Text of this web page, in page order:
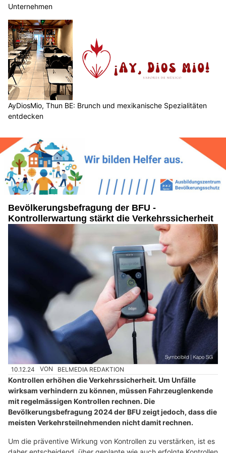
Unternehmen
AyDiosMio, Thun BE: Brunch und mexikanische Spezialitäten
entdecken
Bevölkerungsbefragung der BFU -
Kontrollerwartung stärkt die Verkehrssicherheit
10.12.24 VON BELMEDIA REDAKTION
Kontrollen erhöhen die Verkehrssicherheit. Um Unfälle
wirksam verhindern zu können, müssen Fahrzeuglenkende
mit regelmässigen Kontrollen rechnen. Die
Bevölkerungsbefragung 2024 der BFU zeigt jedoch, dass die
meisten Verkehrsteilnehmenden nicht damit rechnen.
Um die präventive Wirkung von Kontrollen zu verstärken, ist es